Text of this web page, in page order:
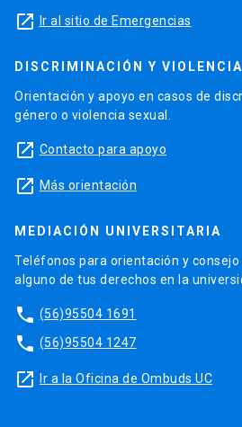
launch Ir al sitio de Emergencias
DISCRIMINACIÓN Y VIOLENCIA
Orientación y apoyo en casos de
género o violencia sexual.
launch Contacto para apoyo
launch Más orientación
MEDIACIÓN UNIVERSITARIA
Teléfonos para orientación y consejo
alguno de tus derechos en la
phone (56)95504 1691
phone (56)95504 1247
launch Ir a la Oficina de Ombuds UC